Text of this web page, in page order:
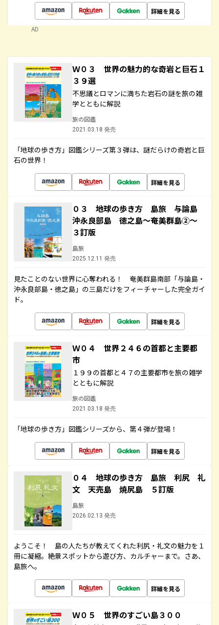
詳細を見る
AD
Ｗ０３ 世界の魅力的な奇岩と巨石１
３９選
不思議とロマンに満ちた岩石の謎を旅の雑
学とともに解説
旅の図鑑
2021.03.18 発売
「地球の歩き方」図鑑シリーズ第３弾は、謎だらけの奇岩と巨
石の世界！
詳細を見る
０３ 地球の歩き方 島旅 与論島
沖永良部島 徳之島～奄美群島②～
３訂版
島旅
2025.12.11 発売
見たことのない世界に心奪われる！ 奄美群島南部「与論島・
沖永良部島・徳之島」の三島だけをフィーチャーした完全ガイ
ド。
詳細を見る
Ｗ０４ 世界２４６の首都と主要都
市
１９９の首都と４７の主要都市を旅の雑学
とともに解説
旅の図鑑
2021.03.18 発売
「地球の歩き方」図鑑シリーズから、第４弾が登場！
詳細を見る
０４ 地球の歩き方 島旅 利尻 礼
文 天売島 焼尻島 ５訂版
島旅
2026.02.13 発売
ようこそ！ 島の人たちが教えてくれた利尻・礼文の魅力を１
冊に凝縮。絶景スポットから遊び方、カルチャーまで。さあ、
島旅へ。
詳細を見る
Ｗ０５ 世界のすごい島３００